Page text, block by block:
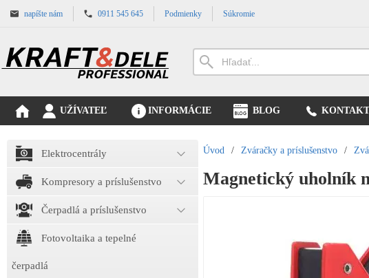
napíšte nám 0911 545 645 Podmienky Súkromie
UŽÍVATEĽ INFORMÁCIE BLOG KONTAKT
Elektrocentrály
Kompresory a príslušenstvo
Čerpadlá a príslušenstvo
Fotovoltaika a tepelné
čerpadlá
Úvod / Zváračky a príslušenstvo /
Magnetický uholník